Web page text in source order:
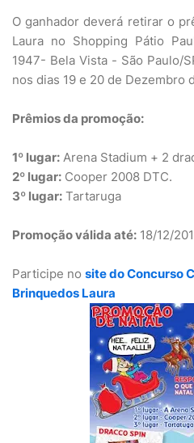
O ganhador deverá retirar o
Laura no Shopping Pátio
1947- Bela Vista - São Paulo/
nos dias 19 e 20 de Dezembro
Prêmios da promoção:
1º lugar: Arena Stadium + 2
2º lugar: Cooper 2008 DTC.
3º lugar: Tartaruga
Promoção válida até: 18/12/
Participe no site do Concurso
Brinquedos Laura